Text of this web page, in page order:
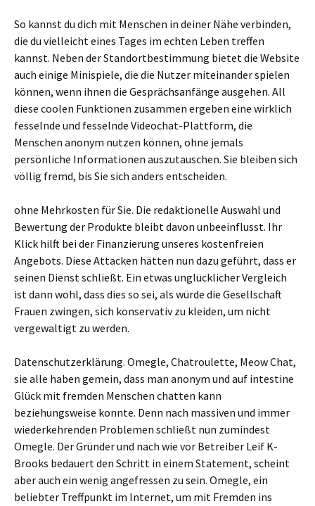
So kannst du dich mit Menschen in deiner Nähe verbinden,
die du vielleicht eines Tages im echten Leben treffen
kannst. Neben der Standortbestimmung bietet die Website
auch einige Minispiele, die die Nutzer miteinander spielen
können, wenn ihnen die Gesprächsanfänge ausgehen. All
diese coolen Funktionen zusammen ergeben eine wirklich
fesselnde und fesselnde Videochat-Plattform, die
Menschen anonym nutzen können, ohne jemals
persönliche Informationen auszutauschen. Sie bleiben sich
völlig fremd, bis Sie sich anders entscheiden.
ohne Mehrkosten für Sie. Die redaktionelle Auswahl und
Bewertung der Produkte bleibt davon unbeeinflusst. Ihr
Klick hilft bei der Finanzierung unseres kostenfreien
Angebots. Diese Attacken hätten nun dazu geführt, dass er
seinen Dienst schließt. Ein etwas unglücklicher Vergleich
ist dann wohl, dass dies so sei, als würde die Gesellschaft
Frauen zwingen, sich konservativ zu kleiden, um nicht
vergewaltigt zu werden.
Datenschutzerklärung. Omegle, Chatroulette, Meow Chat,
sie alle haben gemein, dass man anonym und auf intestine
Glück mit fremden Menschen chatten kann
beziehungsweise konnte. Denn nach massiven und immer
wiederkehrenden Problemen schließt nun zumindest
Omegle. Der Gründer und nach wie vor Betreiber Leif K-
Brooks bedauert den Schritt in einem Statement, scheint
aber auch ein wenig angefressen zu sein. Omegle, ein
beliebter Treffpunkt im Internet, um mit Fremden ins